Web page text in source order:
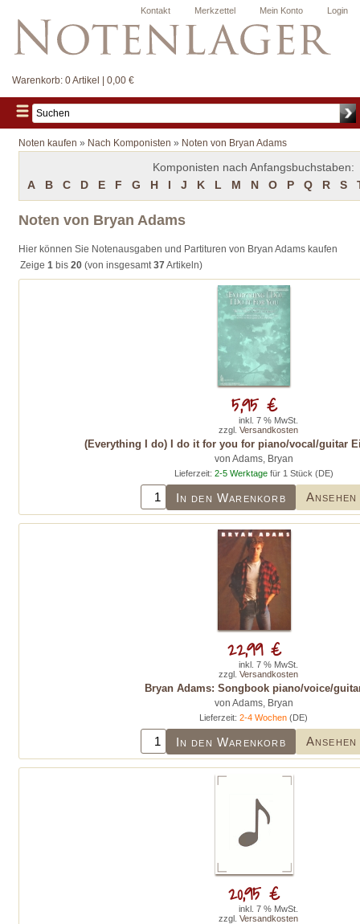
Login
Mein Konto
Merkzettel
Kontakt
Warenkorb: 0 Artikel | 0,00 €
Noten kaufen » Nach Komponisten » Noten von Bryan Adams
Komponisten nach Anfangsbuchstaben:
A
B C D E F G H I J K L M N O P Q R S
Noten von Bryan Adams
Hier können Sie Notenausgaben und Partituren von Bryan Adams kaufen
Zeige 1 bis 20 (von insgesamt37Artikeln)
(Everything I do) I do it for you for piano/vocal/guitar
von Adams, Bryan
Lieferzeit: 2-5 Werktage für 1 Stück (DE)
In den Warenkorb Ansehen
5,95 €
inkl. 7 % MwSt.
zzgl. Versandkosten
Bryan Adams: Songbook piano/voice/
von Adams, Bryan
Lieferzeit:2-4 Wochen (DE)
In den Warenkorb Ansehen
22,99 €
inkl. 7 % MwSt.
zzgl. Versandkosten
20,95 €
inkl. 7 % MwSt.
zzgl. Versandkosten